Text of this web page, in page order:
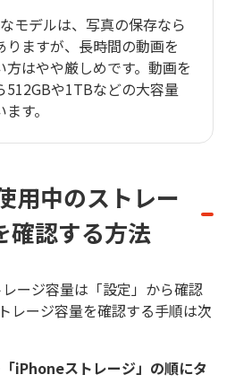
モデルは、写真の保存なら
りますが、長時間の動画を
はやや厳しめです。動画を
512GBや1TBなどの大容量
す。
用中のストレー
確認する方法
ージ容量は「設定」から確認
レージ容量を確認する手順は次
iPhoneストレージ」の順にタ